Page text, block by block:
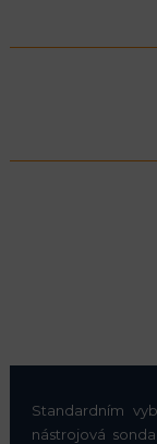
Standardním
nástrojová